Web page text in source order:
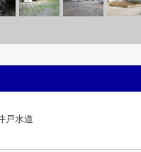
戸水道